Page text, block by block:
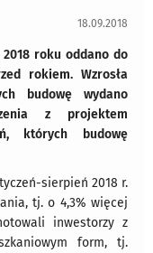
18.09.2018
roku oddano do
rokiem. Wzrosła
budowę wydano
z projektem
których budowę
sierpień 2018 r.
tj. o 4,3% więcej
inwestorzy z
form, tj.